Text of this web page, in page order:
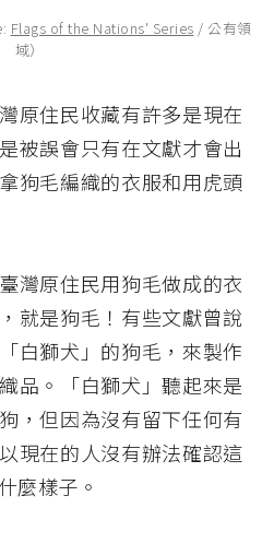
Flags of the Nations' Series / 公有領
域）
原住民收藏有許多是現在
被誤會只有在文獻才會出
狗毛編織的衣服和用虎頭
灣原住民用狗毛做成的衣
就是狗毛！有些文獻曾說
白獅犬」的狗毛，來製作
品。「白獅犬」聽起來是
，但因為沒有留下任何有
現在的人沒有辦法確認這
麼樣子。